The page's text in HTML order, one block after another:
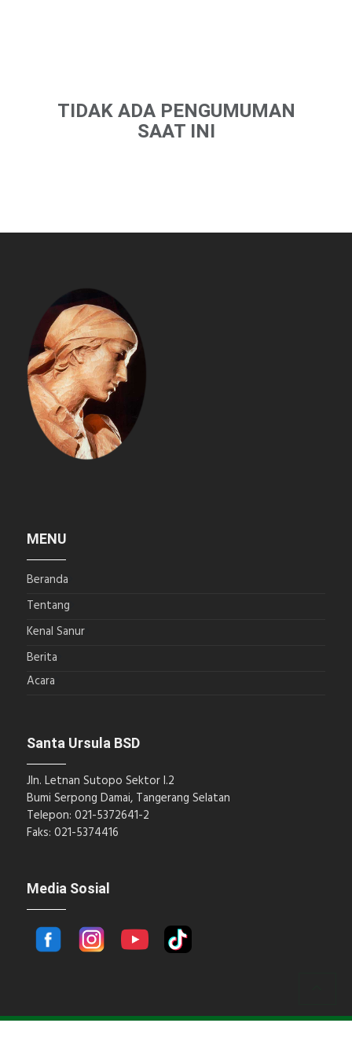
TIDAK ADA PENGUMUMAN
SAAT INI
MENU
Beranda
Tentang
Kenal Sanur
Berita
Acara
Santa Ursula BSD
Jln. Letnan Sutopo Sektor I.2
Bumi Serpong Damai, Tangerang Selatan
Telepon: 021-5372641-2
Faks: 021-5374416
Media Sosial